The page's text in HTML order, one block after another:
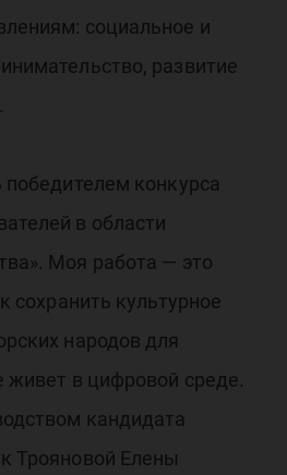
социальное и
развитие
конкурса
в области
Моя работа — это
сохранить культурное
народов для
живет в цифровой среде.
кандидата
Трояновой Елены